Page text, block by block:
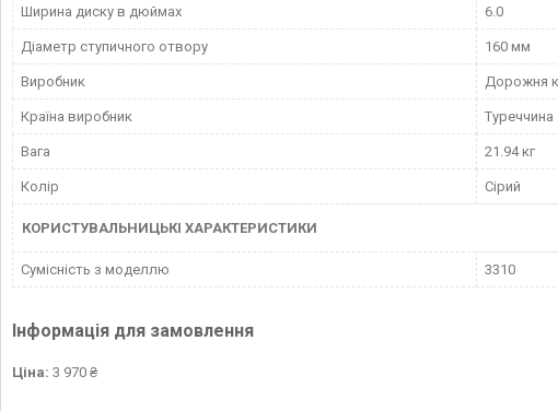
Ширина диску в дюймах 6.0
Діаметр ступичного отвору 160 мм
Виробник Дорожня
Країна виробник Туреччина
Вага 21.94 кг
Колір Сірий
КОРИСТУВАЛЬНИЦЬКІ ХАРАКТЕРИСТИКИ
Сумісність з моделлю 3310
Інформація для замовлення
Ціна: 3 970 ₴